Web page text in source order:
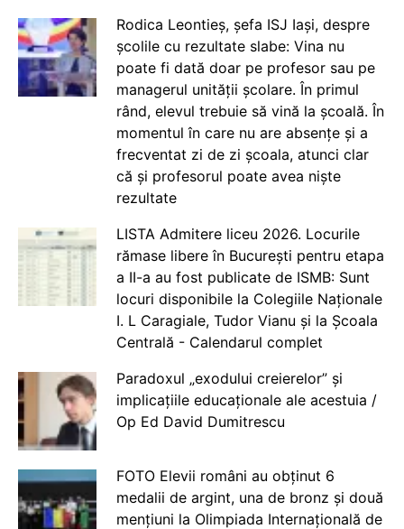
Rodica Leontieș, șefa ISJ Iași, despre
școlile cu rezultate slabe: Vina nu
poate fi dată doar pe profesor sau pe
managerul unității școlare. În primul
rând, elevul trebuie să vină la școală. În
momentul în care nu are absențe și a
frecventat zi de zi școala, atunci clar
că și profesorul poate avea niște
rezultate
LISTA Admitere liceu 2026. Locurile
rămase libere în București pentru etapa
a II-a au fost publicate de ISMB: Sunt
locuri disponibile la Colegiile Naționale
I. L Caragiale, Tudor Vianu și la Școala
Centrală - Calendarul complet
Paradoxul „exodului creierelor” și
implicațiile educaționale ale acestuia /
Op Ed David Dumitrescu
FOTO Elevii români au obținut 6
medalii de argint, una de bronz și două
mențiuni la Olimpiada Internațională de